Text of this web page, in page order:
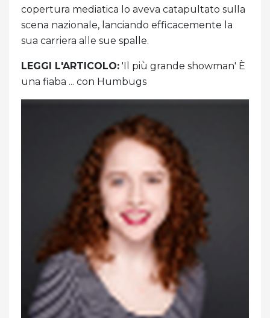
copertura mediatica lo aveva catapultato sulla
scena nazionale, lanciando efficacemente la
sua carriera alle sue spalle.
LEGGI L'ARTICOLO: 'Il più grande showman' È
una fiaba ... con Humbugs